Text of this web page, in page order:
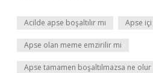
Acilde apse boşaltılır mı Apse içi
Apse olan meme emzirilir mi
Apse tamamen boşaltılmazsa ne olur